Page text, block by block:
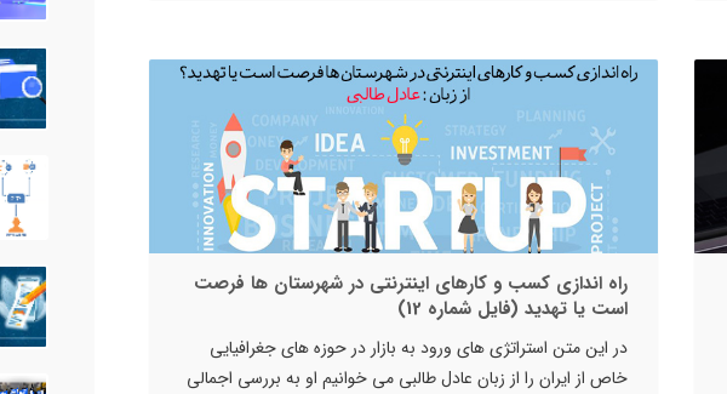
راه اندازی کسب و کارهای اینترنتی در شهرستان ها فرصت
است یا تهدید (فایل شماره 12)
در این متن استراتژی های ورود به بازار در حوزه های جغرافیایی
خاص از ایران را از زبان عادل طالبی می خوانیم او به بررسی اجمالی